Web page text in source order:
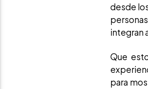
desde
integran
Que
para